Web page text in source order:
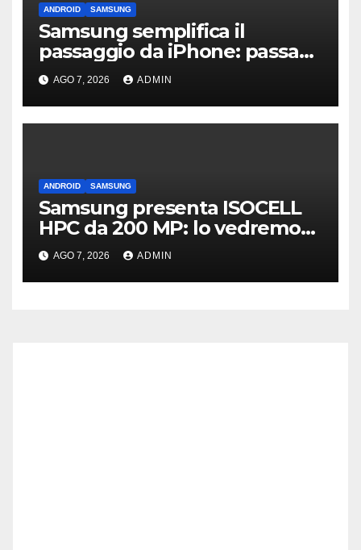
ANDROID SAMSUNG
Samsung semplifica il
passaggio da iPhone: passa
WhatsApp e c’è l’assistenza
AGO 7, 2026 ADMIN
ANDROID SAMSUNG
Samsung presenta ISOCELL
HPC da 200 MP: lo vedremo
sui Galaxy S27?
AGO 7, 2026 ADMIN